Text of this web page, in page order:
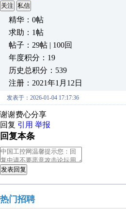
关注 私信
精华：0帖
求助：1帖
帖子：29帖 | 100回
年度积分：19
历史总积分：539
注册：2021年1月12日
发表于：2026-01-04 17:17:36
谢谢费心分享
回复 引用 举报
回复本条
发表回复
热门招聘